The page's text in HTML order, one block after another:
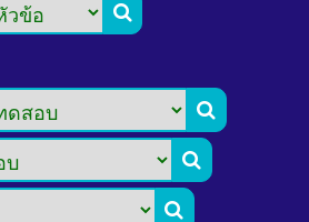



